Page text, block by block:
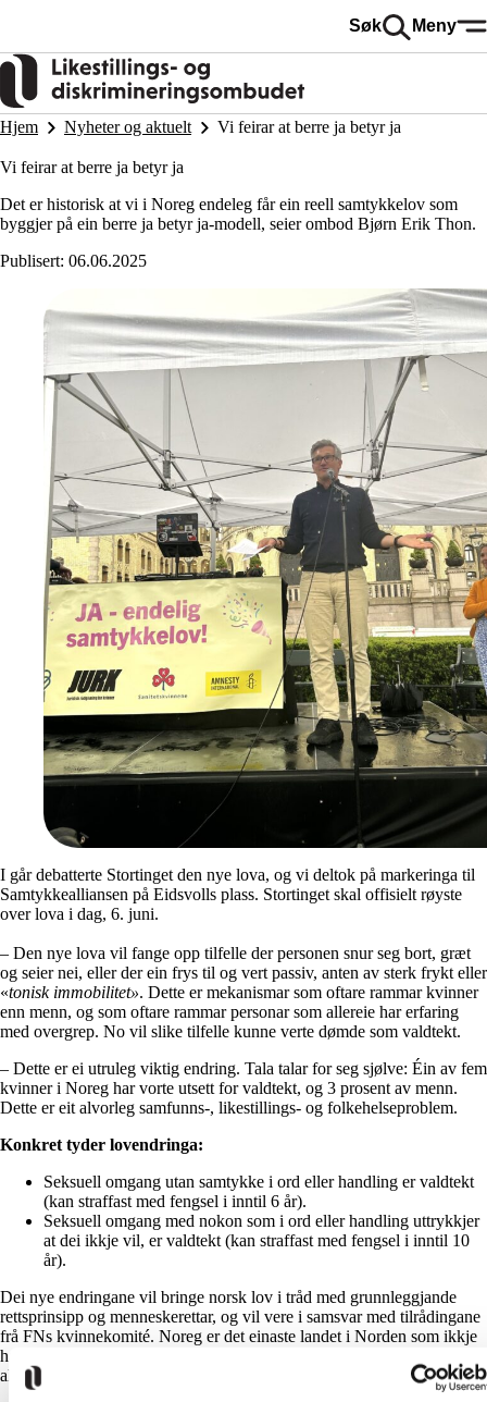
Søk Meny
Hjem Nyheter og aktuelt Vi feirar at berre ja betyr ja
Vi feirar at berre ja betyr ja
Det er historisk at vi i Noreg endeleg får ein reell samtykkelov som
byggjer på ein berre ja betyr ja-modell, seier ombod Bjørn Erik Thon.
Publisert: 06.06.2025
I går debatterte Stortinget den nye lova, og vi deltok på markeringa til
Samtykkealliansen på Eidsvolls plass. Stortinget skal offisielt røyste
over lova i dag, 6. juni.
– Den nye lova vil fange opp tilfelle der personen snur seg bort, græt
og seier nei, eller der ein frys til og vert passiv, anten av sterk frykt eller
«tonisk immobilitet». Dette er mekanismar som oftare rammar kvinner
enn menn, og som oftare rammar personar som allereie har erfaring
med overgrep. No vil slike tilfelle kunne verte dømde som valdtekt.
– Dette er ei utruleg viktig endring. Tala talar for seg sjølve: Éin av fem
kvinner i Noreg har vorte utsett for valdtekt, og 3 prosent av menn.
Dette er eit alvorleg samfunns-, likestillings- og folkehelseproblem.
Konkret tyder lovendringa:
Seksuell omgang utan samtykke i ord eller handling er valdtekt
(kan straffast med fengsel i inntil 6 år).
Seksuell omgang med nokon som i ord eller handling uttrykkjer
at dei ikkje vil, er valdtekt (kan straffast med fengsel i inntil 10
år).
Dei nye endringane vil bringe norsk lov i tråd med grunnleggjande
rettsprinsipp og menneskerettar, og vil vere i samsvar med tilrådingane
frå FNs kvinnekomité. Noreg er det einaste landet i Norden som ikkje
har hatt eit samtykkebasert straffebod, og heile 19 europeiske land har
allereie ei slik lov.